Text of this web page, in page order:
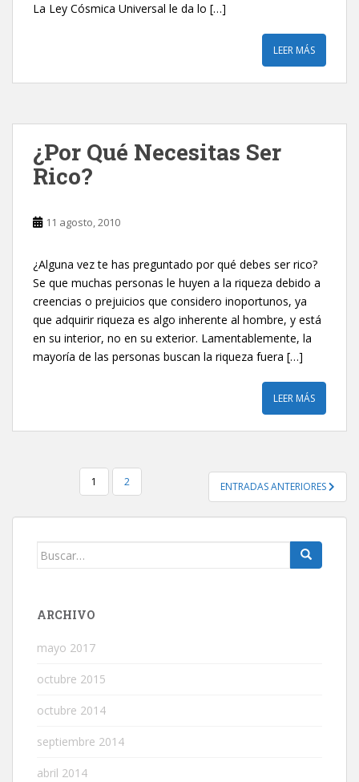
La Ley Cósmica Universal le da lo […]
LEER MÁS
‎¿Por Qué Necesitas Ser
Rico?‎
11 agosto, 2010
¿Alguna vez te has preguntado por qué debes ser rico?‎
Se que muchas personas le huyen a la riqueza debido a
creencias o prejuicios que considero inoportunos, ya
que adquirir riqueza es algo inherente al hombre, y está
en su interior, no en su exterior. Lamentablemente, la
mayoría de las personas buscan la riqueza fuera […]
LEER MÁS
PAGINACIÓN
ENTRADAS
1 2 ENTRADAS ANTERIORES
Buscar:
ARCHIVO
mayo 2017
octubre 2015
octubre 2014
septiembre 2014
abril 2014